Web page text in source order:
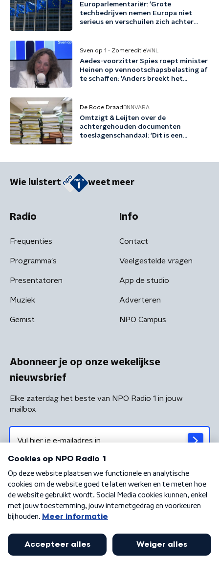
Europarlementariër: 'Grote
techbedrijven nemen Europa niet
serieus en verschuilen zich achter
Sven op 1 - ZomereditieWNL
Aedes-voorzitter Spies roept minister
Heinen op vennootschapsbelasting af
te schaffen: 'Anders breekt het
De Rode Draad BNNVARA
Omtzigt & Leijten over de
achtergehouden documenten
toeslagenschandaal: 'Dit is een
Wie luistert weet meer
Radio
Frequenties
Programma's
Presentatoren
Muziek
Gemist
Info
Contact
Veelgestelde vragen
App de studio
Adverteren
NPO Campus
Abonneer je op onze wekelijkse
nieuwsbrief
Elke zaterdag het beste van NPO Radio 1 in jouw
mailbox
Algemene voorwaarden